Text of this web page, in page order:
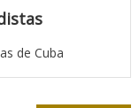
de Cuba